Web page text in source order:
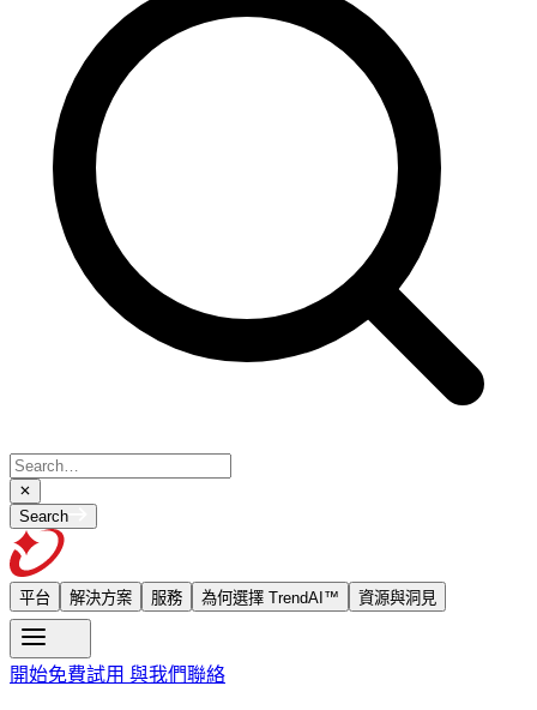
Search
平台 解決方案 服務 為何選擇 TrendAI™ 資源與洞見
開始免費試用 與我們聯絡